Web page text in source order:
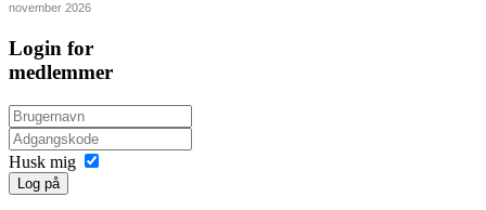
november 2026
Login for
medlemmer
Husk mig
Log på